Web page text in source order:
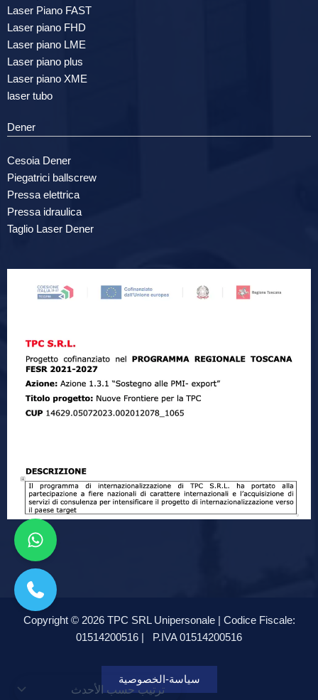
Laser Piano FAST
Laser piano FHD
Laser piano LME
Laser piano plus
Laser piano XME
laser tubo
Dener
Cesoia Dener
Piegatrici ballscrew
Pressa elettrica
Pressa idraulica
Taglio Laser Dener
Copyright © 2026 TPC SRL Unipersonale | Codice Fiscale:
01514200516 |
P.IVA 01514200516
سياسة-الخصوصية